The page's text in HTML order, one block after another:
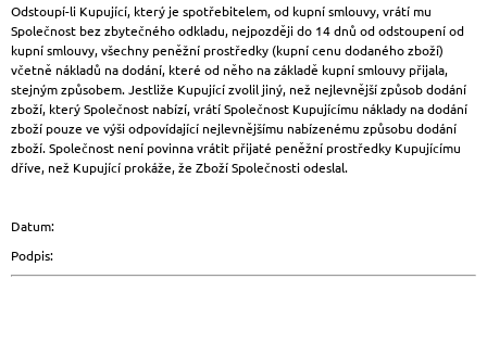
Odstoupí-li Kupující, který je spotřebitelem, od kupní smlouvy, vrátí mu
Společnost bez zbytečného odkladu, nejpozději do 14 dnů od odstoupení od
kupní smlouvy, všechny peněžní prostředky (kupní cenu dodaného zboží)
včetně nákladů na dodání, které od něho na základě kupní smlouvy přijala,
stejným způsobem. Jestliže Kupující zvolil jiný, než nejlevnější způsob dodání
zboží, který Společnost nabízí, vrátí Společnost Kupujícímu náklady na dodání
zboží pouze ve výši odpovídající nejlevnějšímu nabízenému způsobu dodání
zboží. Společnost není povinna vrátit přijaté peněžní prostředky Kupujícímu
dříve, než Kupující prokáže, že Zboží Společnosti odeslal.
Datum:
Podpis: